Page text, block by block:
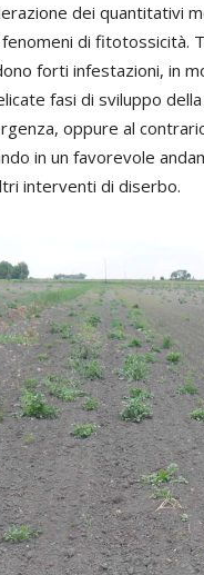
dei quantitativi
di fitotossicità.
forti infestazioni, in
fasi di sviluppo
oppure al
in un favorevole
interventi di diserbo.